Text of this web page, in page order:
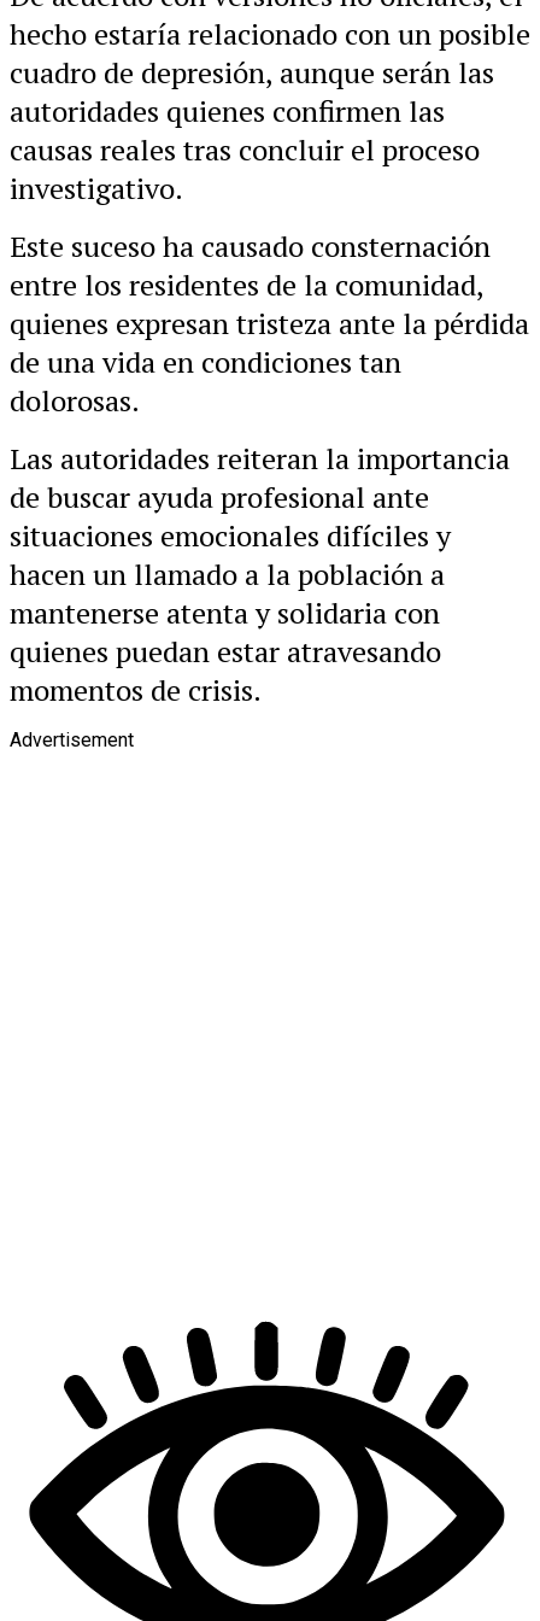
hecho estaría relacionado con un posible
cuadro de depresión, aunque serán las
autoridades quienes confirmen las
causas reales tras concluir el proceso
investigativo.
Este suceso ha causado consternación
entre los residentes de la comunidad,
quienes expresan tristeza ante la pérdida
de una vida en condiciones tan
dolorosas.
Las autoridades reiteran la importancia
de buscar ayuda profesional ante
situaciones emocionales difíciles y
hacen un llamado a la población a
mantenerse atenta y solidaria con
quienes puedan estar atravesando
momentos de crisis.
Advertisement